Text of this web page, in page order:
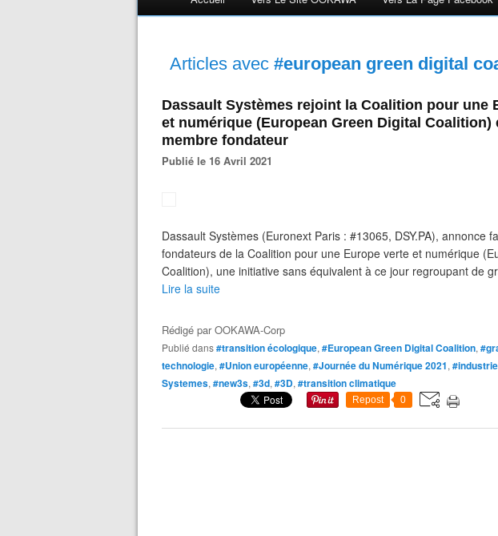
Articles avec #european green digital
Dassault Systèmes rejoint la Coalition pour une
et numérique (European Green Digital Coalition)
membre fondateur
Publié le 16 Avril 2021
Dassault Systèmes (Euronext Paris : #13065, DSY.PA), annonce
fondateurs de la Coalition pour une Europe verte et numérique
Coalition), une initiative sans équivalent à ce jour regroupant de
Lire la suite
Rédigé parOOKAWA-Corp
Publié dans#transition écologique, #European Green Digital Coalition,
technologie, #Union européenne, #Journée du Numérique 2021,
Systemes, #new3s, #3d, #3D, #transition climatique
Repost 0